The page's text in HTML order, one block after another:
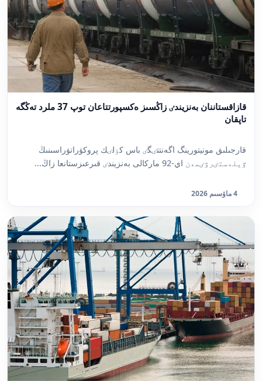
قازاقستاننان بەنزيندٸ زاڭسىز ەكسپورتتاعان توپ 37 ملرد تەڭگە
تاپقان
قارجىلىق مونيتورينگ اگەنتتٸگٸ باس كٶلٸك پروكۋراتۋراسىنىڭ
ٷيلەستٸرۋٸمەن اي-92 ماركالى بەنزيندٸ قىرعىزستانعا زاڭ...
4 ماۋسىم 2026